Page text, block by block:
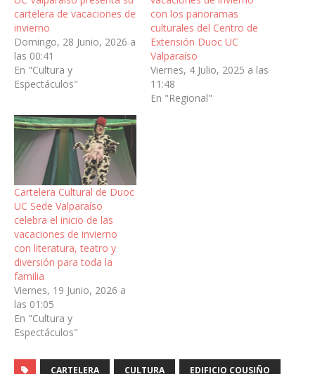
cartelera de vacaciones de
invierno
Domingo, 28 Junio, 2026 a
las 00:41
En "Cultura y
Espectáculos"
con los panoramas
culturales del Centro de
Extensión Duoc UC
Valparaíso
Viernes, 4 Julio, 2025 a las
11:48
En "Regional"
Cartelera Cultural de Duoc
UC Sede Valparaíso
celebra el inicio de las
vacaciones de invierno
con literatura, teatro y
diversión para toda la
familia
Viernes, 19 Junio, 2026 a
las 01:05
En "Cultura y
Espectáculos"
CARTELERA CULTURA EDIFICIO COUSIÑO